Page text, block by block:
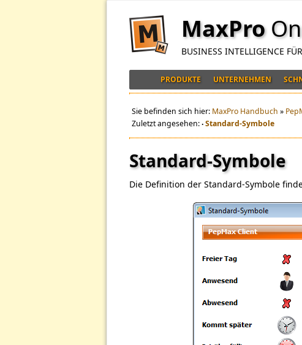
MaxPro
BUSINESS INTELLIGENCE
PRODUKTE UNTERNEHMEN
Sie befinden sich hier: MaxPro Handbuch »
Zuletzt angesehen: • Standard-Symbole
Standard-Symbole
Die Definition der Standard-Symbole